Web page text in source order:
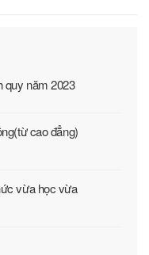
quy năm 2023
cao đẳng)
vừa học vừa